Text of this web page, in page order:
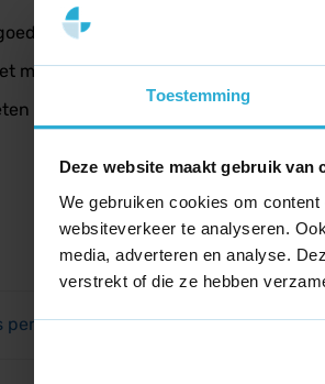
Toestemming
Deze website maakt gebruik van
We gebruiken cookies om
websiteverkeer te analyseren.
media, adverteren en analyse.
verstrekt of die ze hebben
of diensten moeten feitelijk
matchen met een goedgekeurde
correct worden geboekt op de
per mille (OPM)?